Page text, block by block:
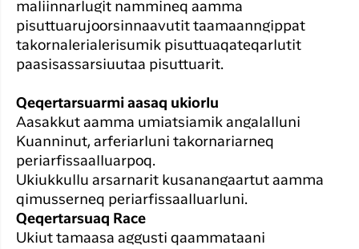
maliinnarlugit nammineq aamma
pisuttuarujoorsinnaavutit taamaanngippat
takornalerialerisumik pisuttuaqateqarlutit
paasisassarsiuutaa pisuttuarit.
Qeqertarsuarmi aasaq ukiorlu
Aasakkut aamma umiatsiamik angalalluni
Kuanninut, arferiarluni takornariarneq
periarfissaalluarpoq.
Ukiukkullu arsarnarit kusanangaartut aamma
qimusserneq periarfissaalluarluni.
Qeqertarsuaq Race
Ukiut tamaasa aggusti qaammataani